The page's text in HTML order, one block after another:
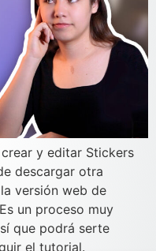
y editar Stickers
descargar otra
versión web de
un proceso muy
que podrá serte
el tutorial.